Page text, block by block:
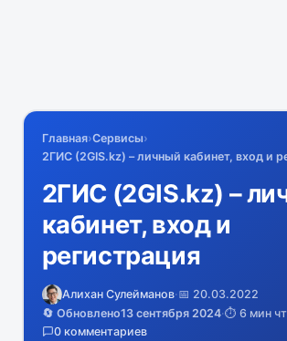
Главная›Сервисы›
2ГИС (2GIS.kz) – личный кабинет, вход и
2ГИС (2GIS.kz) –
кабинет, вход и
регистрация
Алихан Сулейманов·📅 20.03.2022
🔄 Обновлено13 сентября 2024·⏱️ 6 мин
0 комментариев